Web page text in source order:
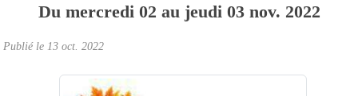
Du mercredi 02 au jeudi 03 nov. 2022
Publié le 13 oct. 2022